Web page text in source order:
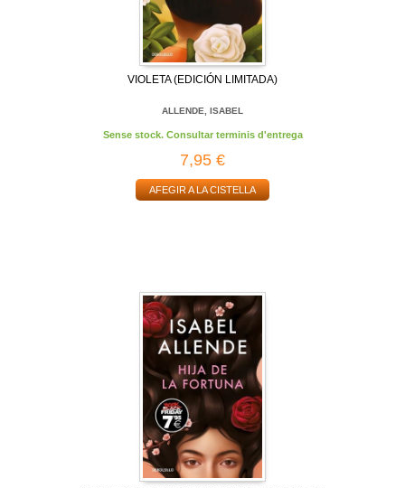
VIOLETA (EDICIÓN LIMITADA)
ALLENDE, ISABEL
Sense stock. Consultar terminis d'entrega
7,95 €
AFEGIR A LA CISTELLA